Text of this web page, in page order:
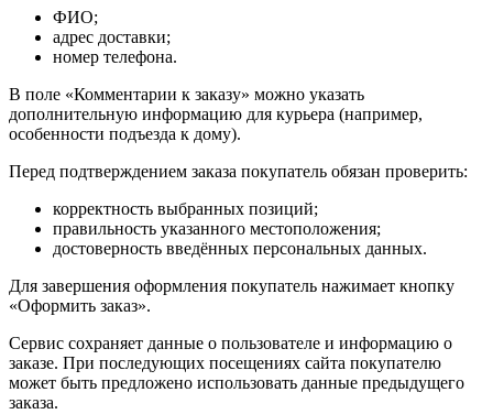
ФИО;
адрес доставки;
номер телефона.
В поле «Комментарии к заказу» можно указать
дополнительную информацию для курьера (например,
особенности подъезда к дому).
Перед подтверждением заказа покупатель обязан проверить:
корректность выбранных позиций;
правильность указанного местоположения;
достоверность введённых персональных данных.
Для завершения оформления покупатель нажимает кнопку
«Оформить заказ».
Сервис сохраняет данные о пользователе и информацию о
заказе. При последующих посещениях сайта покупателю
может быть предложено использовать данные предыдущего
заказа.